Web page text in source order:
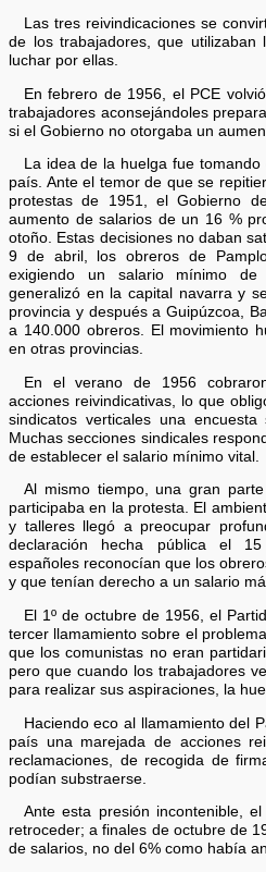
Las tres reivindicaciones se
de los trabajadores, que utilizaban
luchar por ellas.
En febrero de 1956, el PCE
trabajadores aconsejándoles
si el Gobierno no otorgaba un
La idea de la huelga fue
país. Ante el temor de que se
protestas de 1951, el Gobierno
aumento de salarios de un 16 %
otoño. Estas decisiones no daban
9 de abril, los obreros de
exigiendo un salario mínimo
generalizó en la capital navarra y
provincia y después a Guipúzcoa,
a 140.000 obreros. El movimiento
en otras provincias.
En el verano de 1956
acciones reivindicativas, lo que
sindicatos verticales una encuesta
Muchas secciones sindicales
de establecer el salario mínimo vital.
Al mismo tiempo, una gran
participaba en la protesta. El
y talleres llegó a preocupar
declaración hecha pública el
españoles reconocían que los
y que tenían derecho a un salario
El 1º de octubre de 1956, el
tercer llamamiento sobre el
que los comunistas no eran
pero que cuando los trabajadores
para realizar sus aspiraciones, la
Haciendo eco al llamamiento del
país una marejada de acciones
reclamaciones, de recogida de
podían substraerse.
Ante esta presión incontenible,
retroceder; a finales de octubre de
de salarios, no del 6% como había